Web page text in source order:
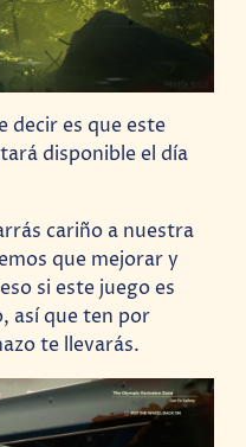
decir es que este
disponible el día
cariño a nuestra
que mejorar y
si este juego es
así que ten por
te llevarás.